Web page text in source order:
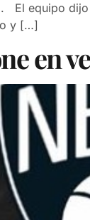
El equipo dijo
y […]
en